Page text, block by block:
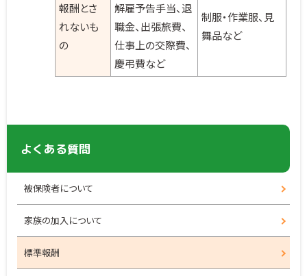
報酬とさ
れないも
の
解雇予告手当、退
職金、出張旅費、
仕事上の交際費、
慶弔費など
制服・作業服、見
舞品など
よくある質問
被保険者について
家族の加入について
標準報酬